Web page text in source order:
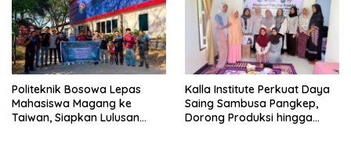
Politeknik Bosowa Lepas
Mahasiswa Magang ke
Taiwan, Siapkan Lulusan
Kalla Institute Perkuat Daya
Saing Sambusa Pangkep,
Dorong Produksi hingga